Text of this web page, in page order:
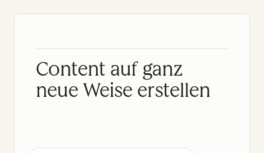
Content auf ganz
neue Weise erstellen